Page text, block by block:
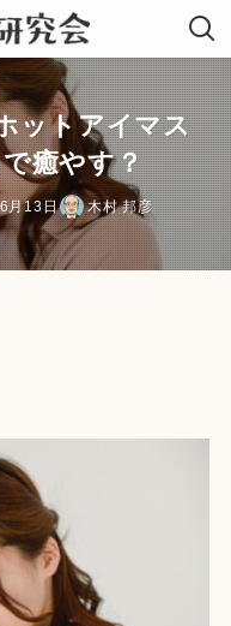
ットアイマス
癒やす？
月13日 木村 邦彦